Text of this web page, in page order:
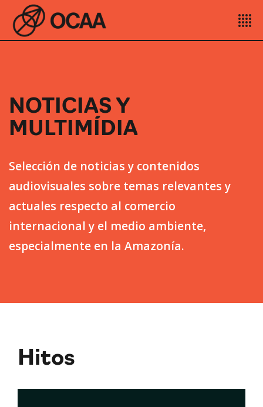
NOTICIAS Y
MULTIMÍDIA
Selección de noticias y contenidos
audiovisuales sobre temas relevantes y
actuales respecto al comercio
internacional y el medio ambiente,
especialmente en la Amazonía.
Hitos